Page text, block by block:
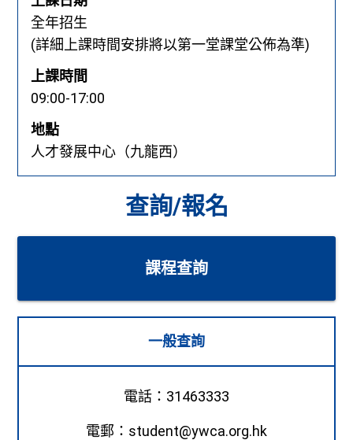
全年招生
(詳細上課時間安排將以第一堂課堂公佈為準)
上課時間
09:00-17:00
地點
人才發展中心（九龍西）
查詢/報名
課程查詢
一般查詢
電話：31463333
電郵：student@ywca.org.hk